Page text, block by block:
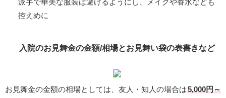
派手で華美な服装は避けるようにし、メイクや香水なども
控えめに
入院のお見舞金の金額/相場とお見舞い袋の表書きなど
お見舞金の金額の相場としては、友人・知人の場合は5,000円～